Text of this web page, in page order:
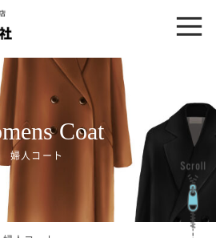
Coat
婦人コート